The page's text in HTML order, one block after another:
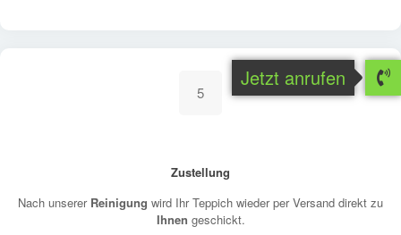
5
Zustellung
Nach unserer Reinigung wird Ihr Teppich wieder per Versand direkt zu
Ihnen geschickt.
Jetzt anrufen